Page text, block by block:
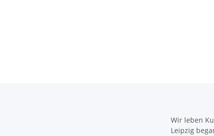
Wir leben
Leipzig